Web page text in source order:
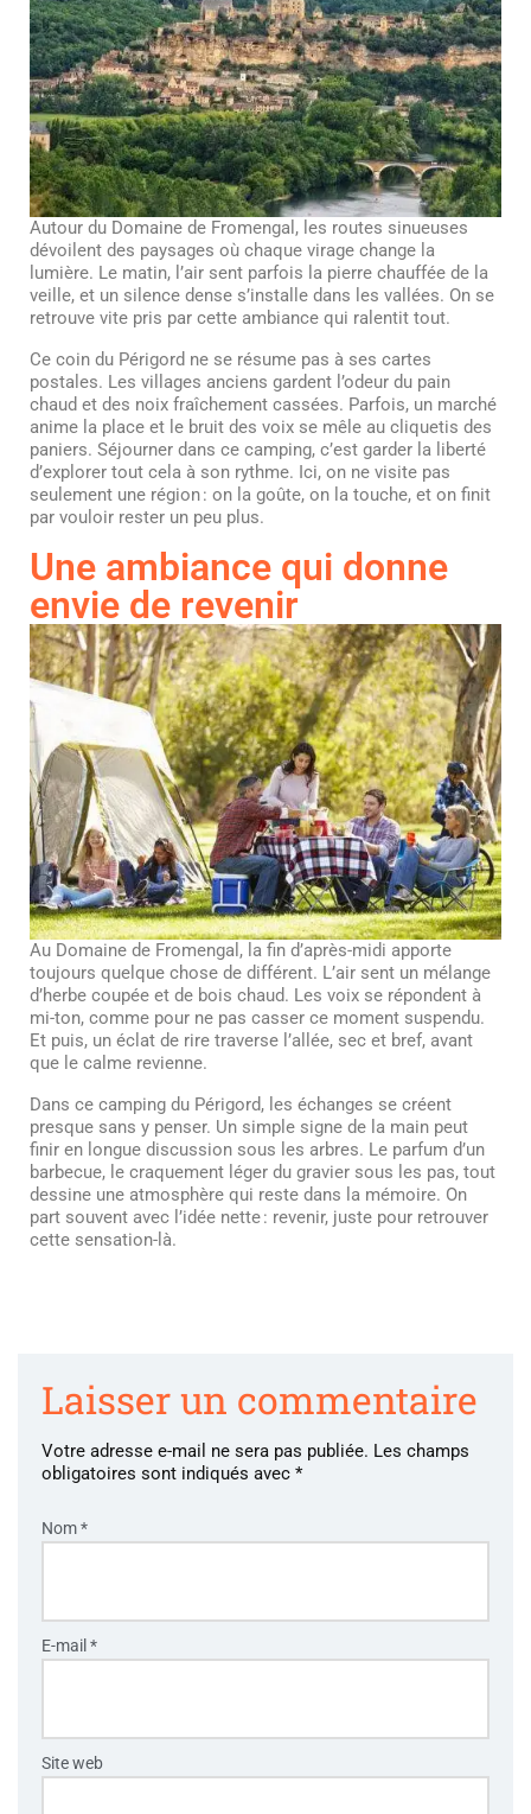
Autour du Domaine de Fromengal, les routes sinueuses
dévoilent des paysages où chaque virage change la
lumière. Le matin, l’air sent parfois la pierre chauffée de la
veille, et un silence dense s’installe dans les vallées. On se
retrouve vite pris par cette ambiance qui ralentit tout.
Ce coin du Périgord ne se résume pas à ses cartes
postales. Les villages anciens gardent l’odeur du pain
chaud et des noix fraîchement cassées. Parfois, un marché
anime la place et le bruit des voix se mêle au cliquetis des
paniers. Séjourner dans ce camping, c’est garder la liberté
d’explorer tout cela à son rythme. Ici, on ne visite pas
seulement une région : on la goûte, on la touche, et on finit
par vouloir rester un peu plus.
Une ambiance qui donne
envie de revenir
Au Domaine de Fromengal, la fin d’après-midi apporte
toujours quelque chose de différent. L’air sent un mélange
d’herbe coupée et de bois chaud. Les voix se répondent à
mi-ton, comme pour ne pas casser ce moment suspendu.
Et puis, un éclat de rire traverse l’allée, sec et bref, avant
que le calme revienne.
Dans ce camping du Périgord, les échanges se créent
presque sans y penser. Un simple signe de la main peut
finir en longue discussion sous les arbres. Le parfum d’un
barbecue, le craquement léger du gravier sous les pas, tout
dessine une atmosphère qui reste dans la mémoire. On
part souvent avec l’idée nette : revenir, juste pour retrouver
cette sensation-là.
Laisser un commentaire
Votre adresse e-mail ne sera pas publiée. Les champs
obligatoires sont indiqués avec *
Nom*
E-mail *
Site web